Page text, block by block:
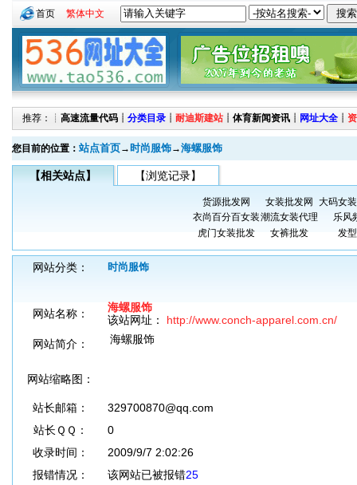
首页 繁体中文
推荐：┊ 高速流量代码 ┊ 分类目录 ┊ 耐迪斯建站 ┊ 体育新闻资讯 ┊ 网址大全 ┊
您目前的位置： 站点首页→ 时尚服饰→海螺服饰
【相关站点】 【浏览记录】
货源批发网 女装批发网
大码女
衣尚百分百女装潮流女装代理
乐风
虎门女装批发
女裤批发 发
网站分类： 时尚服饰
网站名称：
海螺服饰
该站网址： http://www.conch-apparel.com.cn/
网站简介：
海螺服饰
网站缩略图：
站长邮箱：
329700870@qq.com
站长ＱＱ：
0
收录时间：
2009/9/7 2:02:26
报错情况：
该网站已被报错25